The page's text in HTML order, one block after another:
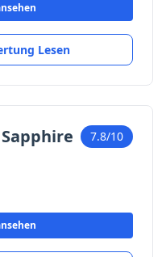
Lesen
7.8/10